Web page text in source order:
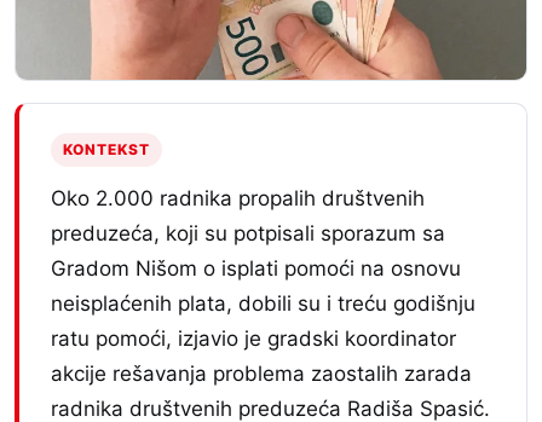
KONTEKST
Oko 2.000 radnika propalih društvenih
preduzeća, koji su potpisali sporazum sa
Gradom Nišom o isplati pomoći na osnovu
neisplaćenih plata, dobili su i treću godišnju
ratu pomoći, izjavio je gradski koordinator
akcije rešavanja problema zaostalih zarada
radnika društvenih preduzeća Radiša Spasić.